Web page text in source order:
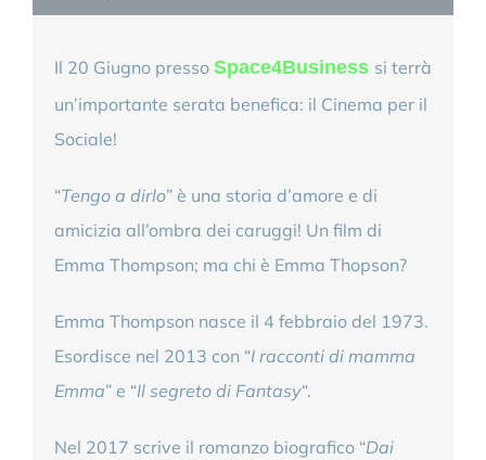
Il 20 Giugno presso Space4Business si terrà
un’importante serata benefica: il Cinema per il
Sociale!
“Tengo a dirlo” è una storia d’amore e di
amicizia all’ombra dei caruggi! Un film di
Emma Thompson; ma chi è Emma Thopson?
Emma Thompson nasce il 4 febbraio del 1973.
Esordisce nel 2013 con “I racconti di mamma
Emma” e “Il segreto di Fantasy“.
Nel 2017 scrive il romanzo biografico “Dai